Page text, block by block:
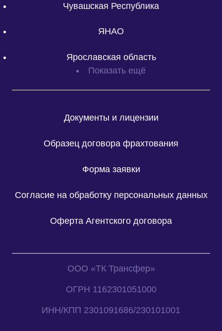
Чувашская Республика
ЯНАО
Ярославская область
Показать ещё
Документы и лицензии
Образец договора фрахтования
Форма заявки
Согласие на обработку персональных данных
Оферта Агентского договора
ООО «ТК Трансфер»
ОГРН 1162301051000
ИНН/КПП 2301091686/230101001